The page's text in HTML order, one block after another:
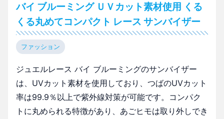
バイ ブルーミング ＵＶカット素材使用 くる
くる丸めてコンパクト レース サンバイザー
ファッション
ジュエルレース バイ ブルーミングのサンバイザー
は、UVカット素材を使用しており、つばのUVカット
率は99.9％以上で紫外線対策が可能です。コンパク
トに丸められる特徴があり、あごヒモは取り外しでき